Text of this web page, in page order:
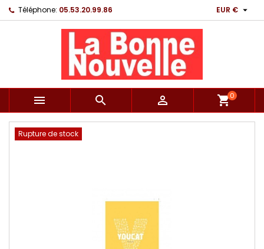
Téléphone: 05.53.20.99.86 EUR € 
   shopping_cart0
Rupture de stock